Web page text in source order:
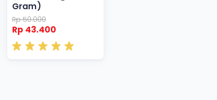
Gram)
Rp 50.000
Rp 43.400